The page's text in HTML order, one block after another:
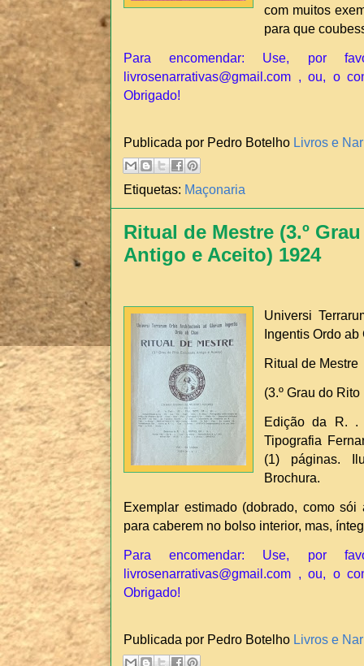
com muitos
para que
Para encomendar: Use, por
livrosenarrativas@gmail.com , ou, o
Obrigado!
Publicada por Pedro Botelho Livros e
Etiquetas: Maçonaria
Ritual de Mestre (3.º
Antigo e Aceito) 1924
Universi
Ingentis Ordo ab
Ritual de Mestre
(3.º Grau do
Edição da R.
Tipografia
(1) páginas.
Brochura.
Exemplar estimado (dobrado, como
para caberem no bolso interior, mas,
Para encomendar: Use, por
livrosenarrativas@gmail.com , ou, o
Obrigado!
Publicada por Pedro Botelho Livros e